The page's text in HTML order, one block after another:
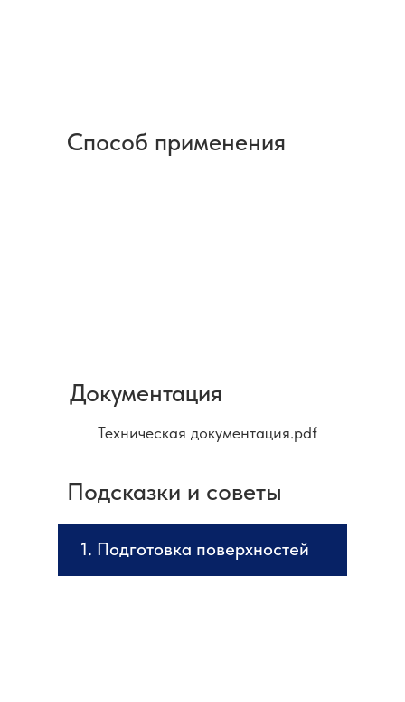
Способ применения
Документация
Техническая документация.pdf
Подсказки и советы
1. Подготовка поверхностей